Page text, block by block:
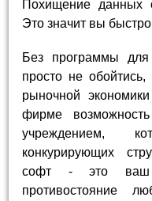
Похищение данных
Это значит вы
Без программы для
просто не
рыночной
фирме
учреждением,
конкурирующих
софт - это ваш
противостояние